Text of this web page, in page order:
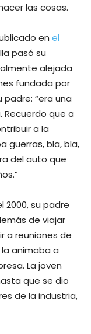
las cosas.
en el
pasó su
alejada
fundada por
“era una
que a
a la
guerras, bla, bla,
del auto que
2000, su padre
de viajar
a reuniones de
la animaba a
La joven
que se dio
de la industria,